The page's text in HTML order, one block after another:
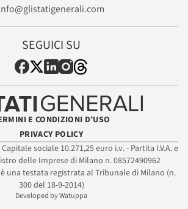
SEGUICI SU
E CONDIZIONI D’USO
PRIVACY POLICY
sociale 10.271,25 euro i.v. - Partita I.V.A. e
delle Imprese di Milano n. 08572490962
una testata registrata al Tribunale di Milano (n.
300 del 18-9-2014)
Developed by Watuppa